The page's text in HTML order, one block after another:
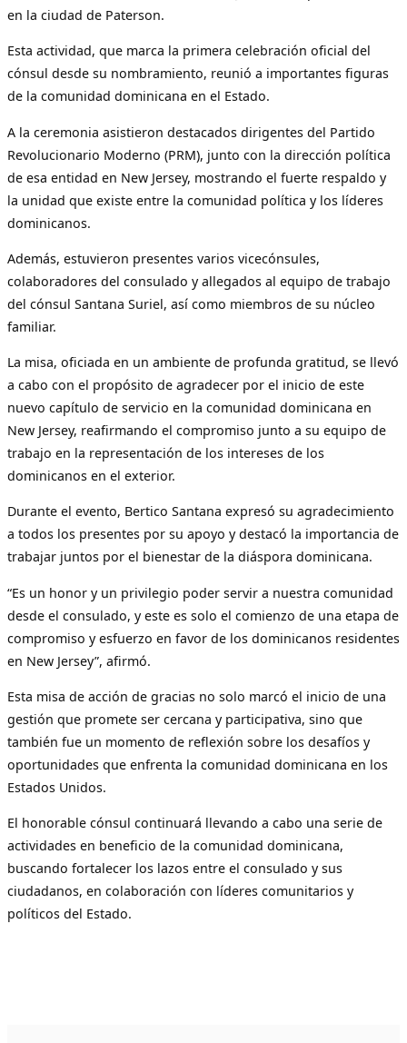
en la ciudad de Paterson.
Esta actividad, que marca la primera celebración oficial del
cónsul desde su nombramiento, reunió a importantes figuras
de la comunidad dominicana en el Estado.
A la ceremonia asistieron destacados dirigentes del Partido
Revolucionario Moderno (PRM), junto con la dirección política
de esa entidad en New Jersey, mostrando el fuerte respaldo y
la unidad que existe entre la comunidad política y los líderes
dominicanos.
Además, estuvieron presentes varios vicecónsules,
colaboradores del consulado y allegados al equipo de trabajo
del cónsul Santana Suriel, así como miembros de su núcleo
familiar.
La misa, oficiada en un ambiente de profunda gratitud, se llevó
a cabo con el propósito de agradecer por el inicio de este
nuevo capítulo de servicio en la comunidad dominicana en
New Jersey, reafirmando el compromiso junto a su equipo de
trabajo en la representación de los intereses de los
dominicanos en el exterior.
Durante el evento, Bertico Santana expresó su agradecimiento
a todos los presentes por su apoyo y destacó la importancia de
trabajar juntos por el bienestar de la diáspora dominicana.
“Es un honor y un privilegio poder servir a nuestra comunidad
desde el consulado, y este es solo el comienzo de una etapa de
compromiso y esfuerzo en favor de los dominicanos residentes
en New Jersey”, afirmó.
Esta misa de acción de gracias no solo marcó el inicio de una
gestión que promete ser cercana y participativa, sino que
también fue un momento de reflexión sobre los desafíos y
oportunidades que enfrenta la comunidad dominicana en los
Estados Unidos.
El honorable cónsul continuará llevando a cabo una serie de
actividades en beneficio de la comunidad dominicana,
buscando fortalecer los lazos entre el consulado y sus
ciudadanos, en colaboración con líderes comunitarios y
políticos del Estado.